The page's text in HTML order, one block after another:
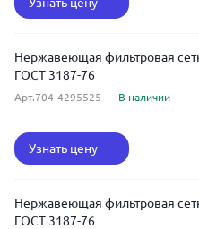
Нержавеющая фильтровая
ГОСТ 3187-76
Арт.704-4295525 В наличии
Узнать цену
Нержавеющая фильтровая
ГОСТ 3187-76